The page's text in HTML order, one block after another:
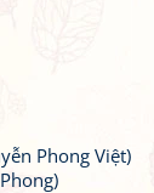
Phong Việt)